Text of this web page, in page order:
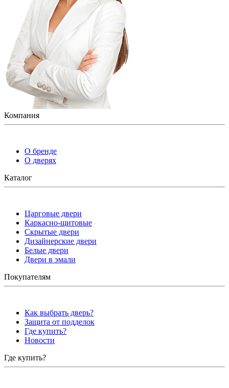
Компания
О бренде
О дверях
Каталог
Царговые двери
Каркасно-щитовые
Скрытые двери
Дизайнерские двери
Белые двери
Двери в эмали
Покупателям
Как выбрать дверь?
Защита от подделок
Где купить?
Новости
Где купить?